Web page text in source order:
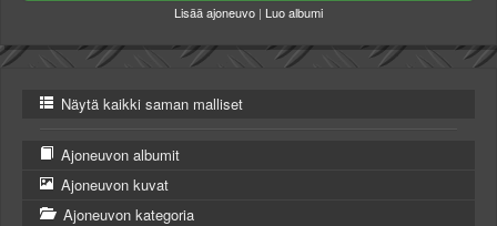
Lisää ajoneuvo | Luo albumi
Näytä kaikki saman malliset
Ajoneuvon albumit
Ajoneuvon kuvat
Ajoneuvon kategoria